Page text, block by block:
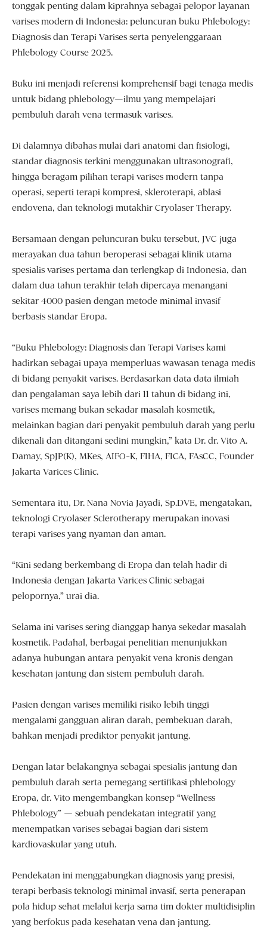
tonggak penting dalam kiprahnya sebagai pelopor layanan
varises modern di Indonesia: peluncuran buku Phlebology:
Diagnosis dan Terapi Varises serta penyelenggaraan
Phlebology Course 2025.
Buku ini menjadi referensi komprehensif bagi tenaga medis
untuk bidang phlebology—ilmu yang mempelajari
pembuluh darah vena termasuk varises.
Di dalamnya dibahas mulai dari anatomi dan fisiologi,
standar diagnosis terkini menggunakan ultrasonografi,
hingga beragam pilihan terapi varises modern tanpa
operasi, seperti terapi kompresi, skleroterapi, ablasi
endovena, dan teknologi mutakhir Cryolaser Therapy.
Bersamaan dengan peluncuran buku tersebut, JVC juga
merayakan dua tahun beroperasi sebagai klinik utama
spesialis varises pertama dan terlengkap di Indonesia, dan
dalam dua tahun terakhir telah dipercaya menangani
sekitar 4000 pasien dengan metode minimal invasif
berbasis standar Eropa.
“Buku Phlebology: Diagnosis dan Terapi Varises kami
hadirkan sebagai upaya memperluas wawasan tenaga medis
di bidang penyakit varises. Berdasarkan data data ilmiah
dan pengalaman saya lebih dari 11 tahun di bidang ini,
varises memang bukan sekadar masalah kosmetik,
melainkan bagian dari penyakit pembuluh darah yang perlu
dikenali dan ditangani sedini mungkin,” kata Dr. dr. Vito A.
Damay, SpJP(K), MKes, AIFO-K, FIHA, FICA, FAsCC, Founder
Jakarta Varices Clinic.
Sementara itu, Dr. Nana Novia Jayadi, Sp.DVE, mengatakan,
teknologi Cryolaser Sclerotherapy merupakan inovasi
terapi varises yang nyaman dan aman.
“Kini sedang berkembang di Eropa dan telah hadir di
Indonesia dengan Jakarta Varices Clinic sebagai
pelopornya,” urai dia.
Selama ini varises sering dianggap hanya sekedar masalah
kosmetik. Padahal, berbagai penelitian menunjukkan
adanya hubungan antara penyakit vena kronis dengan
kesehatan jantung dan sistem pembuluh darah.
Pasien dengan varises memiliki risiko lebih tinggi
mengalami gangguan aliran darah, pembekuan darah,
bahkan menjadi prediktor penyakit jantung.
Dengan latar belakangnya sebagai spesialis jantung dan
pembuluh darah serta pemegang sertifikasi phlebology
Eropa, dr. Vito mengembangkan konsep “Wellness
Phlebology” — sebuah pendekatan integratif yang
menempatkan varises sebagai bagian dari sistem
kardiovaskular yang utuh.
Pendekatan ini menggabungkan diagnosis yang presisi,
terapi berbasis teknologi minimal invasif, serta penerapan
pola hidup sehat melalui kerja sama tim dokter multidisiplin
yang berfokus pada kesehatan vena dan jantung.